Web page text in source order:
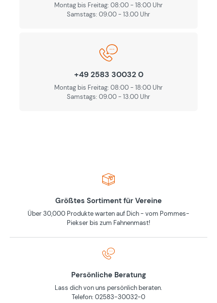
Montag bis Freitag: 08:00 - 18:00 Uhr
Samstags: 09.00 - 13.00 Uhr
+49 2583 30032 0
Montag bis Freitag: 08:00 - 18:00 Uhr
Samstags: 09.00 - 13.00 Uhr
Größtes Sortiment für Vereine
Über 30,000 Produkte warten auf Dich - vom Pommes-
Piekser bis zum Fahnenmast!
Persönliche Beratung
Lass dich von uns persönlich beraten.
Telefon: 02583-30032-0